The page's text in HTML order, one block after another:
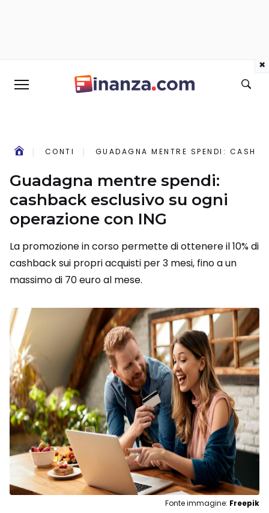
CONTI GUADAGNA MENTRE SPENDI:
Guadagna mentre spendi:
cashback esclusivo su ogni
operazione con ING
La promozione in corso permette di ottenere il 10% di
cashback sui propri acquisti per 3 mesi, fino a un
massimo di 70 euro al mese.
Fonte immagine: Freepik
×